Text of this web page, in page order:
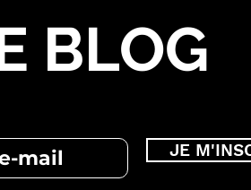
BLOG
JE